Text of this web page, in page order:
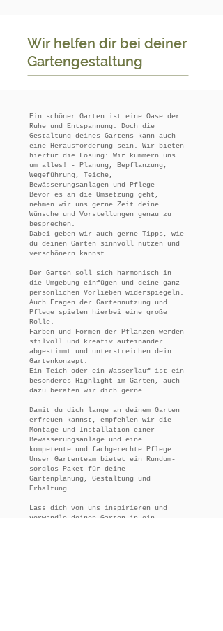
Wir helfen dir bei deiner
Gartengestaltung
Ein schöner Garten ist eine Oase der
Ruhe und Entspannung. Doch die
Gestaltung deines Gartens kann auch
eine Herausforderung sein. Wir bieten
hierfür die Lösung: Wir kümmern uns
um alles! - Planung, Bepflanzung,
Wegeführung, Teiche,
Bewässerungsanlagen und Pflege -
Bevor es an die Umsetzung geht,
nehmen wir uns gerne Zeit deine
Wünsche und Vorstellungen genau zu
besprechen.
Dabei geben wir auch gerne Tipps, wie
du deinen Garten sinnvoll nutzen und
verschönern kannst.
Der Garten soll sich harmonisch in
die Umgebung einfügen und deine ganz
persönlichen Vorlieben widerspiegeln.
Auch Fragen der Gartennutzung und
Pflege spielen hierbei eine große
Rolle.
Farben und Formen der Pflanzen werden
stilvoll und kreativ aufeinander
abgestimmt und unterstreichen dein
Gartenkonzept.
Ein Teich oder ein Wasserlauf ist ein
besonderes Highlight im Garten, auch
dazu beraten wir dich gerne.
Damit du dich lange an deinem Garten
erfreuen kannst, empfehlen wir die
Montage und Installation einer
Bewässerungsanlage und eine
kompetente und fachgerechte Pflege.
Unser Gartenteam bietet ein Rundum-
sorglos-Paket für deine
Gartenplanung, Gestaltung und
Erhaltung.
Lass dich von uns inspirieren und
verwandle deinen Garten in ein